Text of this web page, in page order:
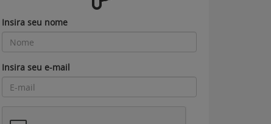
Insira seu nome
Insira seu e-mail